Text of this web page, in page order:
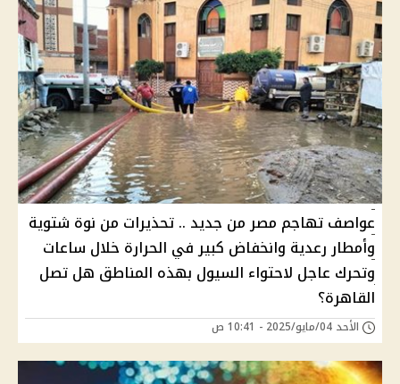
عواصف تهاجم مصر من جديد .. تحذيرات من نوة شتوية
وأمطار رعدية وانخفاض كبير في الحرارة خلال ساعات
وتحرك عاجل لاحتواء السيول بهذه المناطق هل تصل
القاهرة؟
الأحد 04/مايو/2025 - 10:41 ص